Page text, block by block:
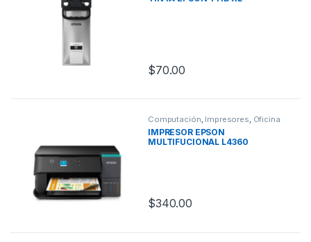
$70.00
Computación, Impresores, Oficina
IMPRESOR EPSON
MULTIFUCIONAL L4360
$340.00